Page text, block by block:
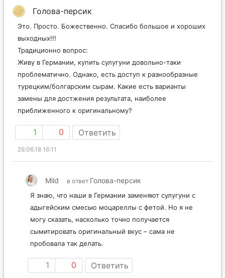
Голова-персик
Это. Просто. Божественно. Спасибо большое и хороших
выходных!!!
Традиционно вопрос:
Живу в Германии, купить сулугуни довольно-таки
проблематично. Однако, есть доступ к разнообразные
турецким/болгарским сырам. Какие есть варианты
замены для достжения результата, наиболее
приближенного к оригинальному?
1 0 Ответить
29.06.18 16:11
Mild в ответ Голова-персик
Я знаю, что наши в Германии заменяют сулугуни с
адыгейским смесью моцареллы с фетой. Но я не
могу сказать, насколько точно получается
сымитировать оригинальный вкус – сама не
пробовала так делать.
1 0 Ответить